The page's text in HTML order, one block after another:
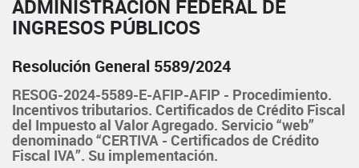
ADMINISTRACIÓN FEDERAL DE
INGRESOS PÚBLICOS
Resolución General 5589/2024
RESOG-2024-5589-E-AFIP-AFIP - Procedimiento.
Incentivos tributarios. Certificados de Crédito Fiscal
del Impuesto al Valor Agregado. Servicio “web”
denominado “CERTIVA - Certificados de Crédito
Fiscal IVA”. Su implementación.